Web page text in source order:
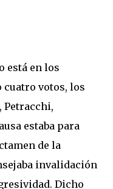
está en los
votos, los
Petracchi,
estaba para
de la
invalidación
Dicho